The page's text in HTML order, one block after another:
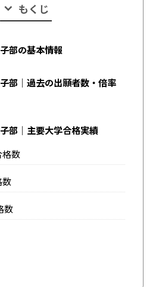
もくじ
部の基本情報
部｜過去の出願者数・倍率
部｜主要大学合格実績
数
数
数